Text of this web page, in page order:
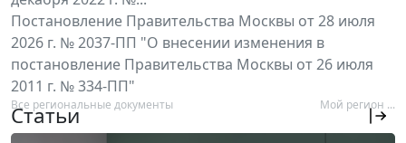
Постановление Правительства Москвы от 28 июля
2026 г. № 2037-ПП "О внесении изменения в
постановление Правительства Москвы от 26 июля
2011 г. № 334-ПП"
Все региональные документы Мой регион ...
Статьи